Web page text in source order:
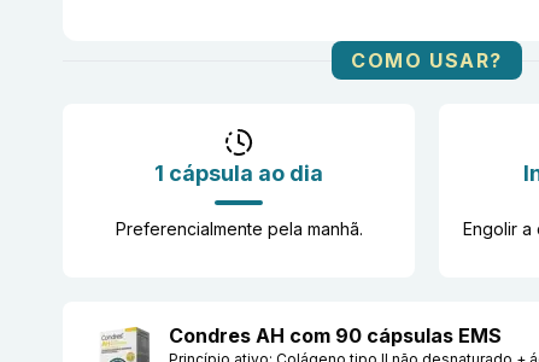
COMO USAR?
1 cápsula ao dia
Preferencialmente pela manhã. Engolir a
Condres AH com 90 cápsulas EMS